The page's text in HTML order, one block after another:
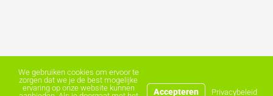
We gebruiken cookies om ervoor te
zorgen dat we je de best mogelijke
ervaring op onze website kunnen
Accepteren Privacybeleid